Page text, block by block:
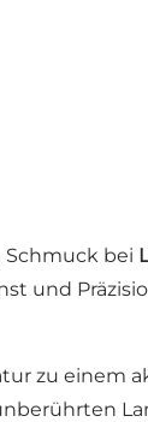
bei
und
zu einem